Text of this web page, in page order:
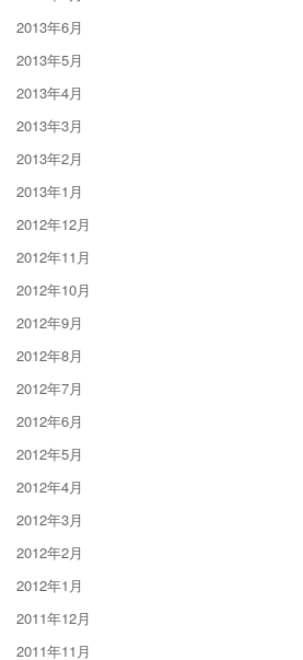
2013年6月
2013年5月
2013年4月
2013年3月
2013年2月
2013年1月
2012年12月
2012年11月
2012年10月
2012年9月
2012年8月
2012年7月
2012年6月
2012年5月
2012年4月
2012年3月
2012年2月
2012年1月
2011年12月
2011年11月